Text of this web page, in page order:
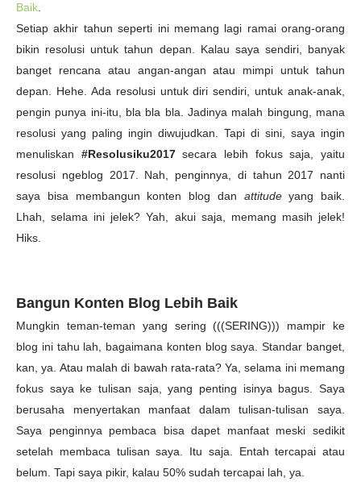
Baik
Setiap akhir tahun seperti ini memang lagi ramai orang-orang
bikin resolusi untuk tahun depan. Kalau saya sendiri, banyak
banget rencana atau angan-angan atau mimpi untuk tahun
depan. Hehe. Ada resolusi untuk diri sendiri, untuk anak-anak,
pengin punya ini-itu, bla bla bla. Jadinya malah bingung, mana
resolusi yang paling ingin diwujudkan. Tapi di sini, saya ingin
menuliskan #Resolusiku2017secara lebih fokus saja, yaitu
resolusi ngeblog 2017. Nah, penginnya, di tahun 2017 nanti
saya bisa membangun konten blog dan attitudeyang baik.
Lhah, selama ini jelek? Yah, akui saja, memang masih jelek!
Hiks.
Bangun Konten Blog Lebih Baik
Mungkin teman-teman yang sering (((SERING))) mampir ke
blog ini tahu lah, bagaimana konten blog saya. Standar banget,
kan, ya. Atau malah di bawah rata-rata? Ya, selama ini memang
fokus saya ke tulisan saja, yang penting isinya bagus. Saya
berusaha menyertakan manfaat dalam tulisan-tulisan saya.
Saya penginnya pembaca bisa dapet manfaat meski sedikit
setelah membaca tulisan saya. Itu saja. Entah tercapai atau
belum. Tapi saya pikir, kalau 50% sudah tercapai lah, ya.